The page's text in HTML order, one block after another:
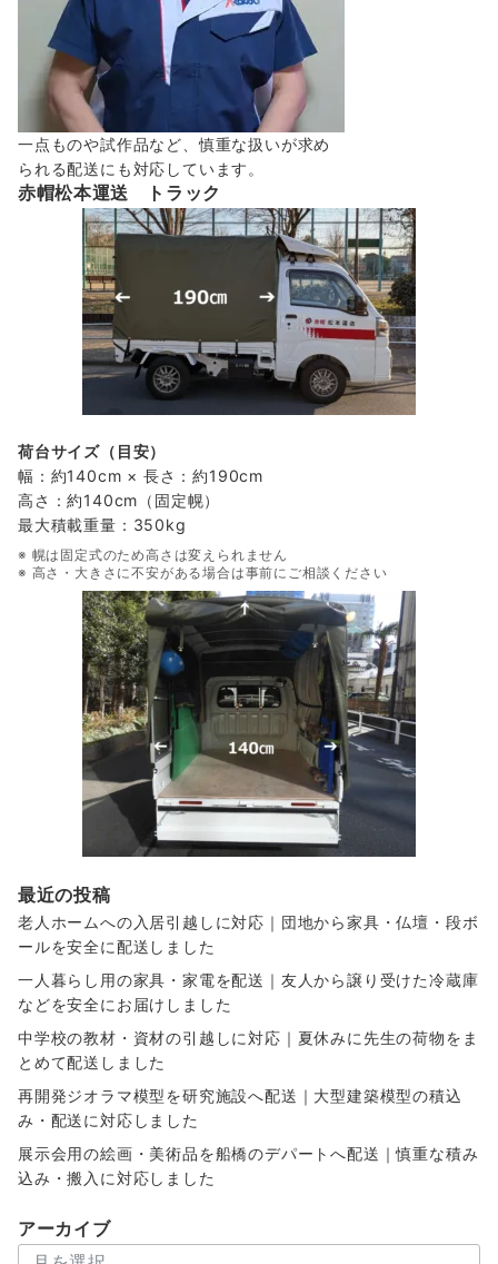
一点ものや試作品など、慎重な扱いが求め
られる配送にも対応しています。
赤帽松本運送 トラック
荷台サイズ（目安）
幅：約140cm × 長さ：約190cm
高さ：約140cm（固定幌）
最大積載重量：350kg
※ 幌は固定式のため高さは変えられません
※ 高さ・大きさに不安がある場合は事前にご相談ください
最近の投稿
老人ホームへの入居引越しに対応｜団地から家具・仏壇・段ボ
ールを安全に配送しました
一人暮らし用の家具・家電を配送｜友人から譲り受けた冷蔵庫
などを安全にお届けしました
中学校の教材・資材の引越しに対応｜夏休みに先生の荷物をま
とめて配送しました
再開発ジオラマ模型を研究施設へ配送｜大型建築模型の積込
み・配送に対応しました
展示会用の絵画・美術品を船橋のデパートへ配送｜慎重な積み
込み・搬入に対応しました
アーカイブ